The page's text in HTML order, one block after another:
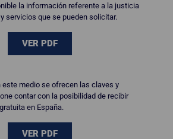
la información referente a la justicia
servicios que se pueden solicitar.
VER PDF
este medio se ofrecen las claves y
contar con la posibilidad de recibir
en España.
VER PDF